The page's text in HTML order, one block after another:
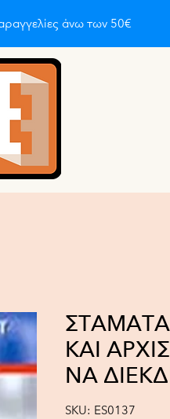
άνω των 50€
About
ΚΑΙ
ΝΑ
SKU: ES0137